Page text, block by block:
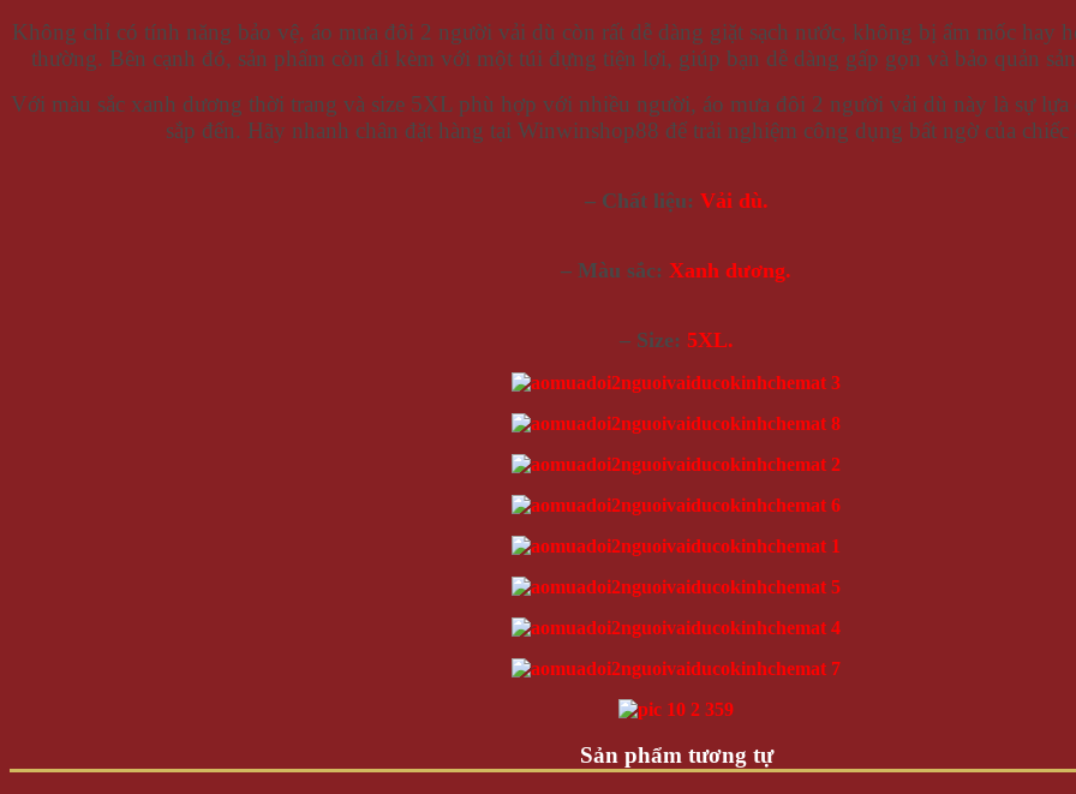
Không chỉ có tính năng bảo vệ, áo mưa đôi 2 người vải dù còn rất dễ dàng giặt sạch nước, không bị ẩm mốc hay
thường. Bên cạnh đó, sản phẩm còn đi kèm với một túi đựng tiện lợi, giúp bạn dễ dàng gấp gọn và bảo quản
Với màu sắc xanh dương thời trang và size 5XL phù hợp với nhiều người, áo mưa đôi 2 người vải dù này là sự lựa
sắp đến. Hãy nhanh chân đặt hàng tại Winwinshop88 để trải nghiệm công dụng bất ngờ của chiếc
– Chất liệu: Vải dù.
– Màu sắc: Xanh dương.
– Size: 5XL.
Sản phẩm tương tự